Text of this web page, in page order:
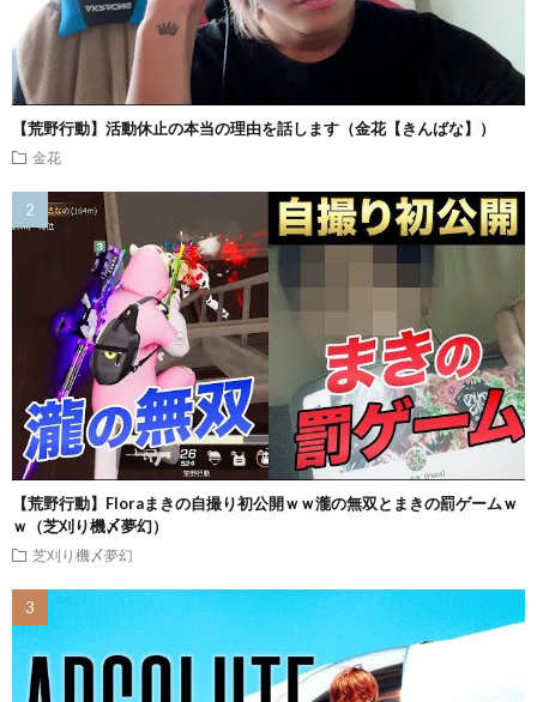
【荒野行動】活動休止の本当の理由を話します（金花【きんばな】）
金花
【荒野行動】Floraまきの自撮り初公開ｗｗ瀧の無双とまきの罰ゲームｗ
ｗ（芝刈り機〆夢幻）
芝刈り機〆夢幻